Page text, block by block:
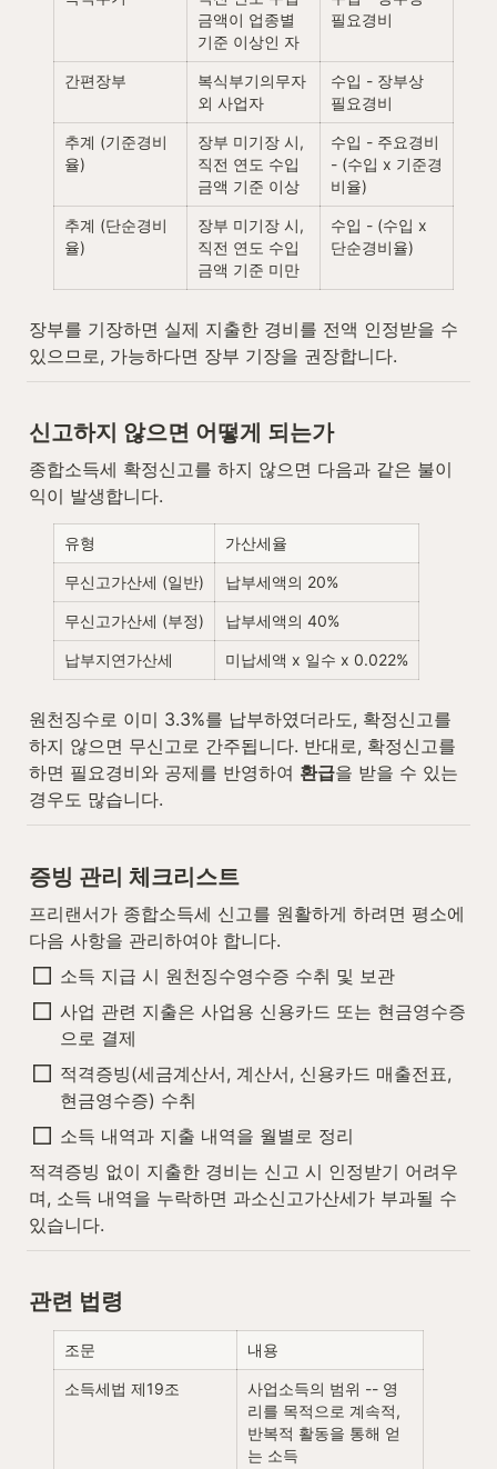
금액이 업종별
기준 이상인 자
필요경비
간편장부
복식부기의무자
외 사업자
수입 - 장부상
필요경비
추계 (기준경비
율)
장부 미기장 시,
직전 연도 수입
금액 기준 이상
수입 - 주요경비
- (수입 x 기준경
비율)
추계 (단순경비
율)
장부 미기장 시,
직전 연도 수입
금액 기준 미만
수입 - (수입 x
단순경비율)
장부를 기장하면 실제 지출한 경비를 전액 인정받을 수
있으므로, 가능하다면 장부 기장을 권장합니다.
신고하지 않으면 어떻게 되는가
종합소득세 확정신고를 하지 않으면 다음과 같은 불이
익이 발생합니다.
유형 가산세율
무신고가산세 (일반) 납부세액의 20%
무신고가산세 (부정) 납부세액의 40%
납부지연가산세 미납세액 x 일수 x 0.022%
원천징수로 이미 3.3%를 납부하였더라도, 확정신고를
하지 않으면 무신고로 간주됩니다. 반대로, 확정신고를
하면 필요경비와 공제를 반영하여 환급을 받을 수 있는
경우도 많습니다.
증빙 관리 체크리스트
프리랜서가 종합소득세 신고를 원활하게 하려면 평소에
다음 사항을 관리하여야 합니다.
소득 지급 시 원천징수영수증 수취 및 보관
사업 관련 지출은 사업용 신용카드 또는 현금영수증
으로 결제
적격증빙(세금계산서, 계산서, 신용카드 매출전표,
현금영수증) 수취
소득 내역과 지출 내역을 월별로 정리
적격증빙 없이 지출한 경비는 신고 시 인정받기 어려우
며, 소득 내역을 누락하면 과소신고가산세가 부과될 수
있습니다.
관련 법령
조문 내용
소득세법 제19조
사업소득의 범위 -- 영
리를 목적으로 계속적,
반복적 활동을 통해 얻
는 소득